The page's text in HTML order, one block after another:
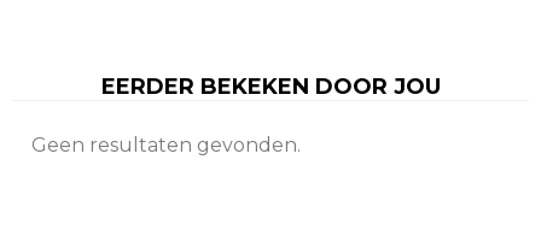
EERDER BEKEKEN DOOR JOU
Geen resultaten gevonden.